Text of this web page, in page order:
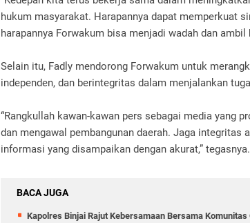
hukum masyarakat. Harapannya dapat memperkuat
harapannya Forwakum bisa menjadi wadah dan ambil
Selain itu, Fadly mendorong Forwakum untuk
independen, dan berintegritas dalam menjalankan
“Rangkullah kawan-kawan pers sebagai media yang
dan mengawal pembangunan daerah. Jaga integritas
informasi yang disampaikan dengan akurat,” tegasnya.
BACA JUGA
Kapolres Binjai Rajut Kebersamaan Bersama Komunitas